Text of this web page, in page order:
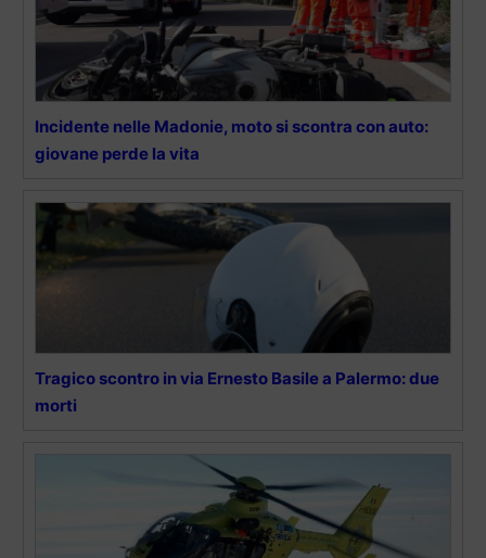
Incidente nelle Madonie, moto si scontra con auto:
giovane perde la vita
Tragico scontro in via Ernesto Basile a Palermo: due
morti